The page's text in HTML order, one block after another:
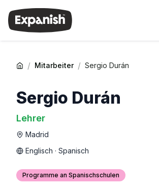
/ Mitarbeiter / Sergio Durán
Sergio Durán
Lehrer
Madrid
Englisch · Spanisch
Programme an Spanischschulen